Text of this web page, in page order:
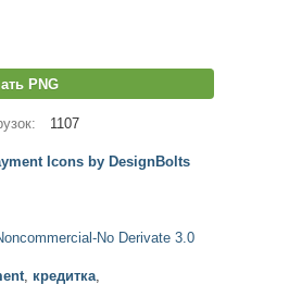
PNG
1107
Icons by DesignBolts
No Derivate 3.0
, кредитка,